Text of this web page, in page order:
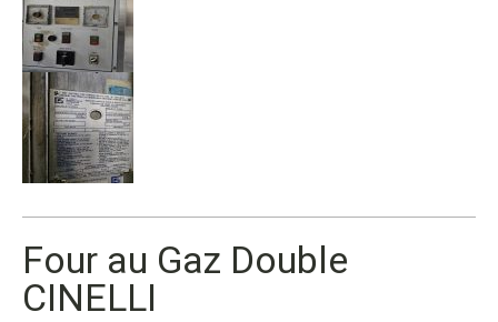
Four au Gaz Double
CINELLI